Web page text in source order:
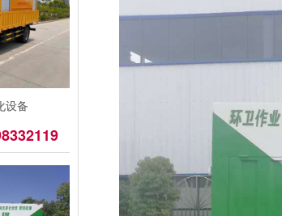
设备